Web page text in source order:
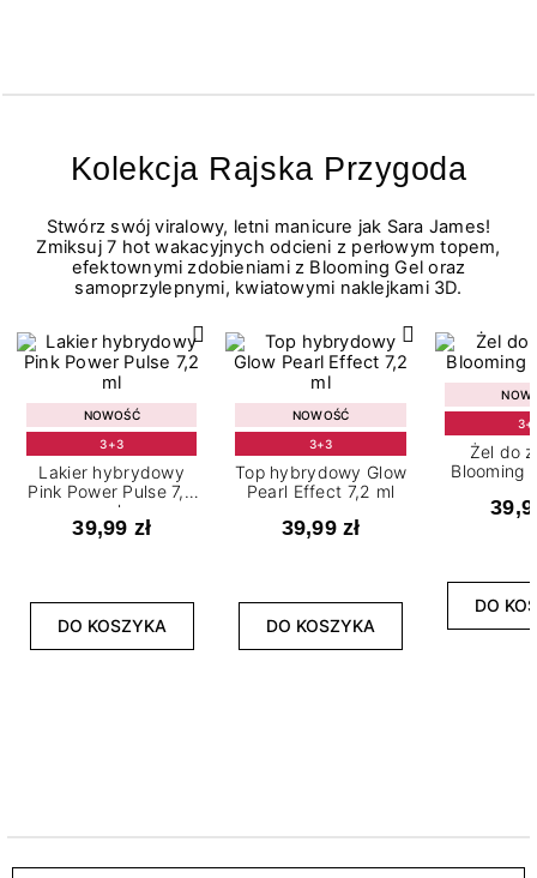
Kolekcja Rajska Przygoda
Stwórz swój viralowy, letni manicure jak Sara James!
Zmiksuj 7 hot wakacyjnych odcieni z perłowym topem,
efektownymi zdobieniami z Blooming Gel oraz
samoprzylepnymi, kwiatowymi naklejkami 3D.
NOWOŚĆ
3+3
Lakier hybrydowy
Pink Power Pulse 7,2
ml
39,99 zł
DO KOSZYKA
NOWOŚĆ
3+3
Top hybrydowy Glow
Pearl Effect 7,2 ml
39,99 zł
DO KOSZYKA
Żel do
Blooming
DO